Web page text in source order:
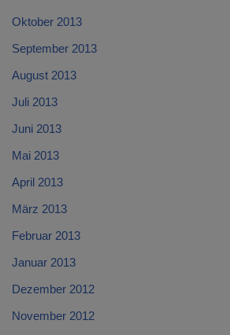
Oktober 2013
September 2013
August 2013
Juli 2013
Juni 2013
Mai 2013
April 2013
März 2013
Februar 2013
Januar 2013
Dezember 2012
November 2012